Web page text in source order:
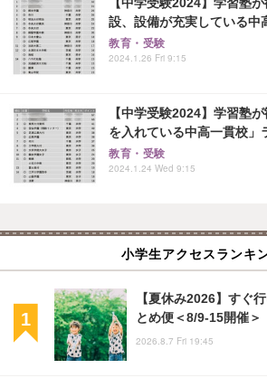
設、設備が充実している中
教育・受験
2024.1.26 Fri 9:15
【中学受験2024】学習塾
を入れている中高一貫校」
教育・受験
2024.1.24 Wed 9:15
小学生アクセスランキ
【夏休み2026】すぐ
とめ便＜8/9-15開催＞
2026.8.7 Fri 19:45